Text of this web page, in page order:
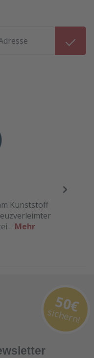
Kunststoff
Mehr
50€
sichern!